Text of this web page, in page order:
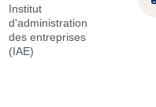
Institut
d'administration
des entreprises
(IAE)